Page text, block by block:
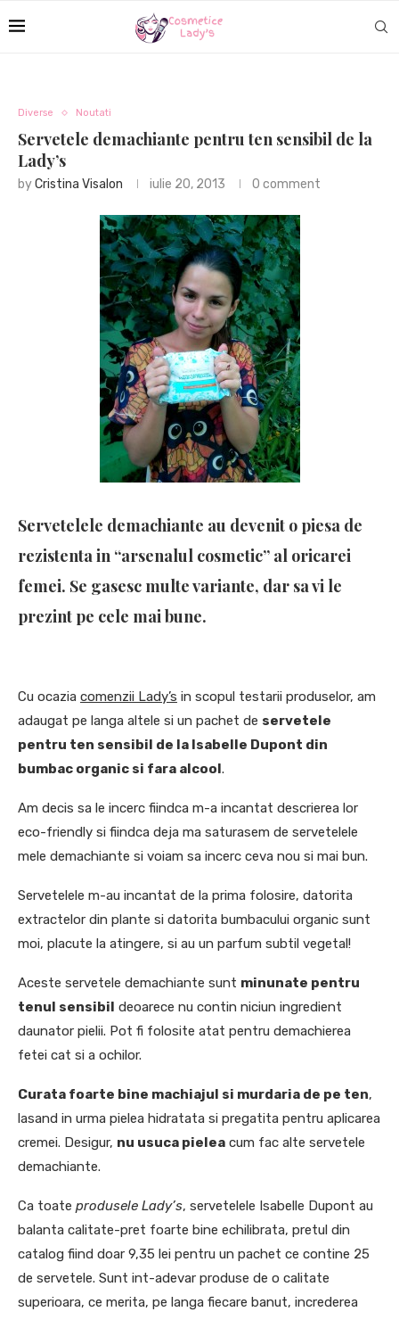
Diverse Noutati
Servetele demachiante pentru ten sensibil de la
Lady’s
byCristina Visalon iulie 20, 2013 0 comment
Servetelele demachiante au devenit o piesa de
rezistenta in “arsenalul cosmetic” al oricarei
femei. Se gasesc multe variante, dar sa vi le
prezint pe cele mai bune.
Cu ocazia comenzii Lady’s in scopul testarii produselor, am
adaugat pe langa altele si un pachet de servetele
pentru ten sensibil de la Isabelle Dupont din
bumbac organic si fara alcool.
Am decis sa le incerc fiindca m-a incantat descrierea lor
eco-friendly si fiindca deja ma saturasem de servetelele
mele demachiante si voiam sa incerc ceva nou si mai bun.
Servetelele m-au incantat de la prima folosire, datorita
extractelor din plante si datorita bumbacului organic sunt
moi, placute la atingere, si au un parfum subtil vegetal!
Aceste servetele demachiante sunt minunate pentru
tenul sensibil deoarece nu contin niciun ingredient
daunator pielii. Pot fi folosite atat pentru demachierea
fetei cat si a ochilor.
Curata foarte bine machiajul si murdaria de pe ten,
lasand in urma pielea hidratata si pregatita pentru aplicarea
cremei. Desigur, nu usuca pielea cum fac alte servetele
demachiante.
Ca toate produsele Lady’s, servetelele Isabelle Dupont au
balanta calitate-pret foarte bine echilibrata, pretul din
catalog fiind doar 9,35 lei pentru un pachet ce contine 25
de servetele. Sunt int-adevar produse de o calitate
superioara, ce merita, pe langa fiecare banut, increderea